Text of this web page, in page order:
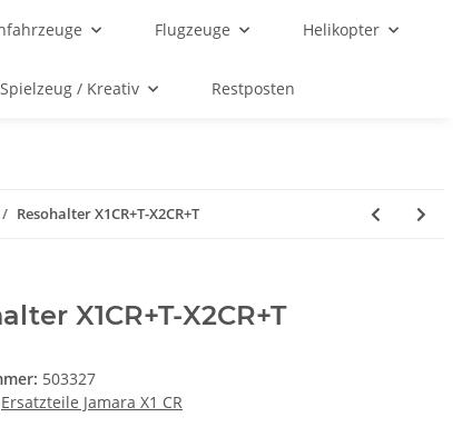
Flugzeuge Helikopter
Spielzeug / Kreativ Restposten
Resohalter X1CR+T-X2CR+T
X1CR+T-X2CR+T
503327
Ersatzteile Jamara X1 CR